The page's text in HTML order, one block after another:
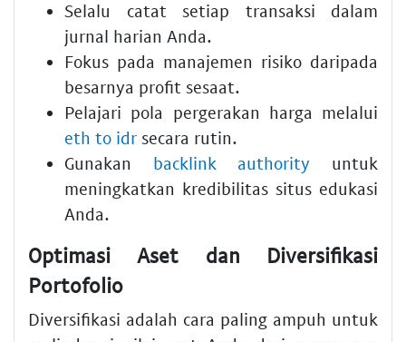
Selalu catat setiap transaksi dalam
jurnal harian Anda.
Fokus pada manajemen risiko daripada
besarnya profit sesaat.
Pelajari pola pergerakan harga melalui
eth to idr secara rutin.
Gunakan backlink authority untuk
meningkatkan kredibilitas situs edukasi
Anda.
Optimasi Aset dan Diversifikasi
Portofolio
Diversifikasi adalah cara paling ampuh untuk